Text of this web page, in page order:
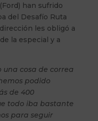
han sufrido
del Desafío Ruta
les obligó a
la especial y a
una cosa de correa
podido
de 400
todo iba bastante
para seguir